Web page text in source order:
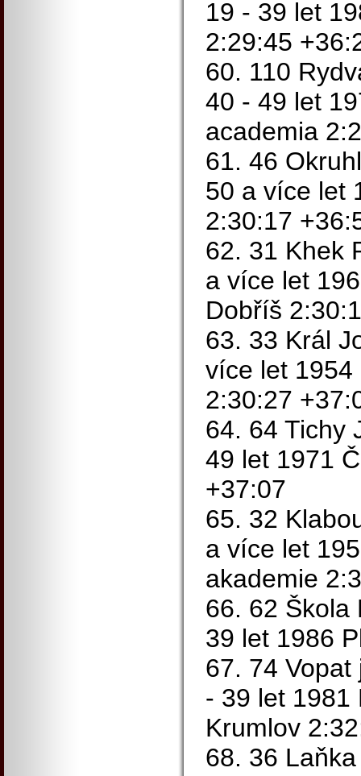
19 - 39 let
2:29:45
60. 110
40 - 49 let
academia
61. 46
50 a více let
2:30:17
62. 31 Khek
a více let
Dobříš
63. 33 Král
více let 1954
2:30:27
64. 64 Tichy
49 let 1971
+37:07
65. 32
a více let
akademie
66. 62 Škola
39 let 1986
67. 74 Vopat
- 39 let 1981
Krumlov
68. 36